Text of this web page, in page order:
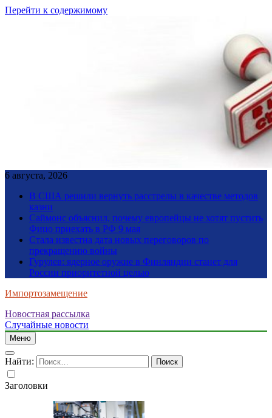
Перейти к содержимому
6 августа, 2026
В США решили вернуть расстрелы в качестве методов
казни
Саймонс объяснил, почему европейцы не хотят пустить
Фицо приехать в РФ 9 мая
Стала известна дата новых переговоров по
прекращению войны
Гурулев: ядерное оружие в Финляндии станет для
России приоритетной целью
Импортозамещение
Новостная рассылка
Случайные новости
Меню
Найти:
Заголовки